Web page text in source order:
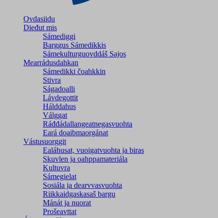
Ovdasiidu
Dieđut mis
Sámediggi
Barggus Sámedikkis
Sámekulturguovddáš Sajos
Mearrádusdahkan
Sámedikki čoahkkin
Stivra
Ságadoalli
Lávdegottit
Hálddahus
Válggat
Ráđđádallangeatnegas­vuohta
Eará doaibmaorgánat
Vástusuorggit
Ealáhusat, vuoigatvuohta ja biras
Skuvlen ja oahppamateriála
Kultuvra
Sámegielat
Sosiála ja dearvvasvuohta
Riikkaidgaskasaš bargu
Mánát ja nuorat
Prošeavttat